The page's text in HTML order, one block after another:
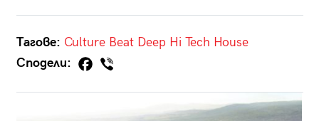
Тагове: Culture Beat Deep Hi Tech House
Сподели: